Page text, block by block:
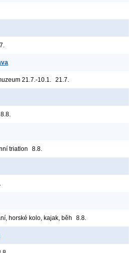
21.7.-10.1. 21.7.
8.8.
triatlon 8.8.
horské kolo, kajak, běh 8.8.